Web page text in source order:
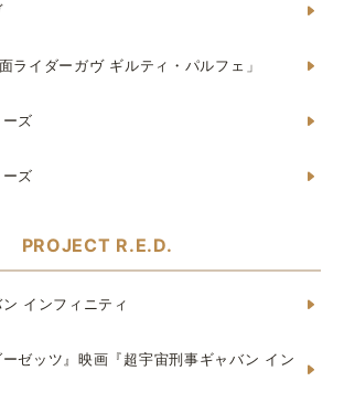
ライダーガヴ ギルティ・パルフェ」
ズ
ズ
PROJECT R.E.D.
インフィニティ
ゼッツ』映画『超宇宙刑事ギャバン イン